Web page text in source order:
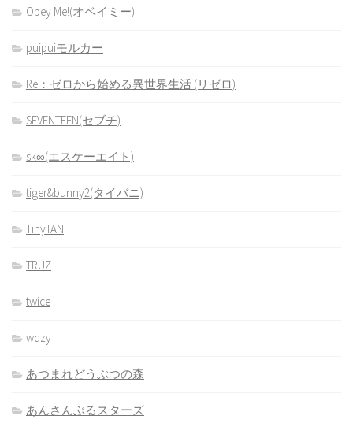
Obey Me!(オベイミー)
puipuiモルカー
Re：ゼロから始める異世界生活 (リゼロ)
SEVENTEEN(セブチ)
sk∞(エスケーエイト)
tiger&bunny2(タイバニ)
TinyTAN
TRUZ
twice
wdzy
あつまれどうぶつの森
あんさんぶるスターズ